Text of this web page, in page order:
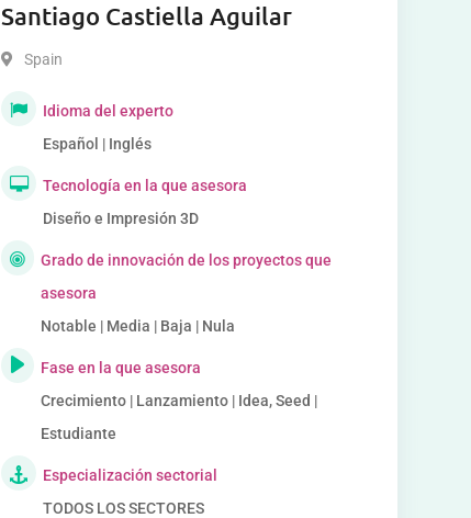
Santiago Castiella Aguilar
Spain
Idioma del experto
Español | Inglés
Tecnología en la que asesora
Diseño e Impresión 3D
Grado de innovación de los proyectos que
asesora
Notable | Media | Baja | Nula
Fase en la que asesora
Crecimiento | Lanzamiento | Idea, Seed |
Estudiante
Especialización sectorial
TODOS LOS SECTORES